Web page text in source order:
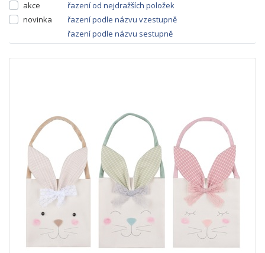
akce
novinka
řazení od nejdražších položek
řazení podle názvu vzestupně
řazení podle názvu sestupně